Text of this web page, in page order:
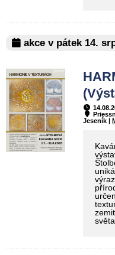
akce v pátek 14.
Jeseník |